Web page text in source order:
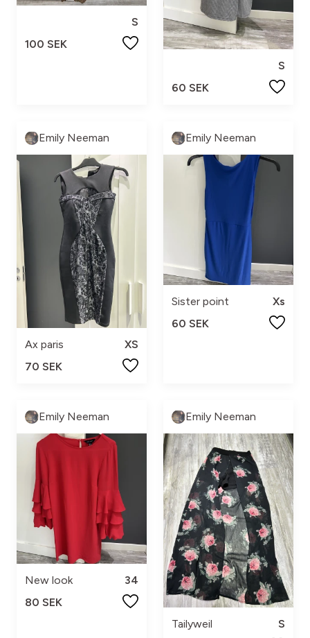
S
100 SEK
S
60 SEK
Emily Neeman
Ax paris
XS
70 SEK
Emily Neeman
Sister point
Xs
60 SEK
Emily Neeman
New look
34
80 SEK
Emily Neeman
Tailyweil
S